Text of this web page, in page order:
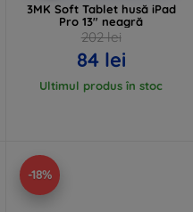
3MK Soft Tablet husă iPad
Pro 13" neagră
202 lei
84 lei
Ultimul produs în stoc
-18%